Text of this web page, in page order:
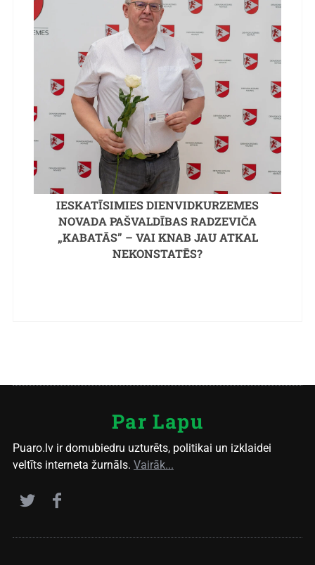
IESKATĪSIMIES DIENVIDKURZEMES
NOVADA PAŠVALDĪBAS RADZEVIČA
„KABATĀS” – VAI KNAB JAU ATKAL
NEKONSTATĒS?
Par Lapu
Puaro.lv ir domubiedru uzturēts, politikai un izklaidei
veltīts interneta žurnāls. Vairāk...